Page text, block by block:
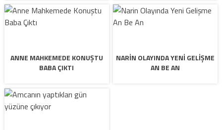
ANNE MAHKEMEDE KONUŞTU
BABA ÇIKTI
NARIN OLAYINDA YENI GELIŞME
AN BE AN